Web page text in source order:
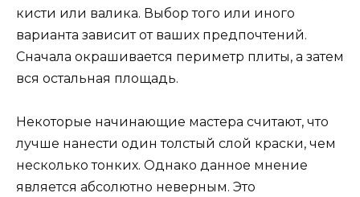
кисти или валика. Выбор того или иного
варианта зависит от ваших предпочтений.
Сначала окрашивается периметр плиты, а затем
вся остальная площадь.
Некоторые начинающие мастера считают, что
лучше нанести один толстый слой краски, чем
несколько тонких. Однако данное мнение
является абсолютно неверным. Это